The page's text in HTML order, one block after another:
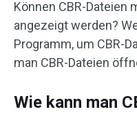
Können CBR-Dateien
angezeigt werden?
Programm, um CBR-
man CBR-Dateien
Wie kann man